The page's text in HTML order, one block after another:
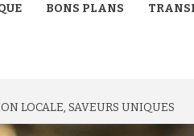
BONS PLANS
LOCALE, SAVEURS UNIQUES